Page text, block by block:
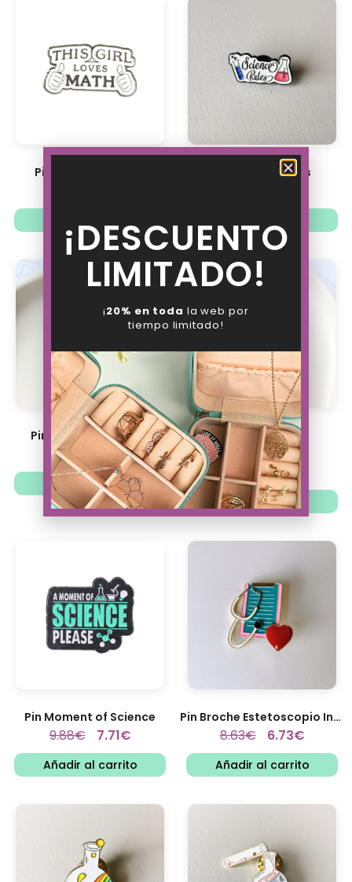
Pin This Girl Loves... Pin Science Rules
Pin Matraz Live Lab...
8.63€ 6.73€
Añadir al carrito
Pin de Neurona
9.88€
7.71€
Ver opciones
Pin Moment of Science
9.88€ 7.71€
Añadir al carrito
Pin Broche Estetoscopio Informes...
8.63€ 6.73€
Añadir al carrito
¡DESCUENTO
LIMITADO!
¡20% en toda la web por
tiempo limitado!